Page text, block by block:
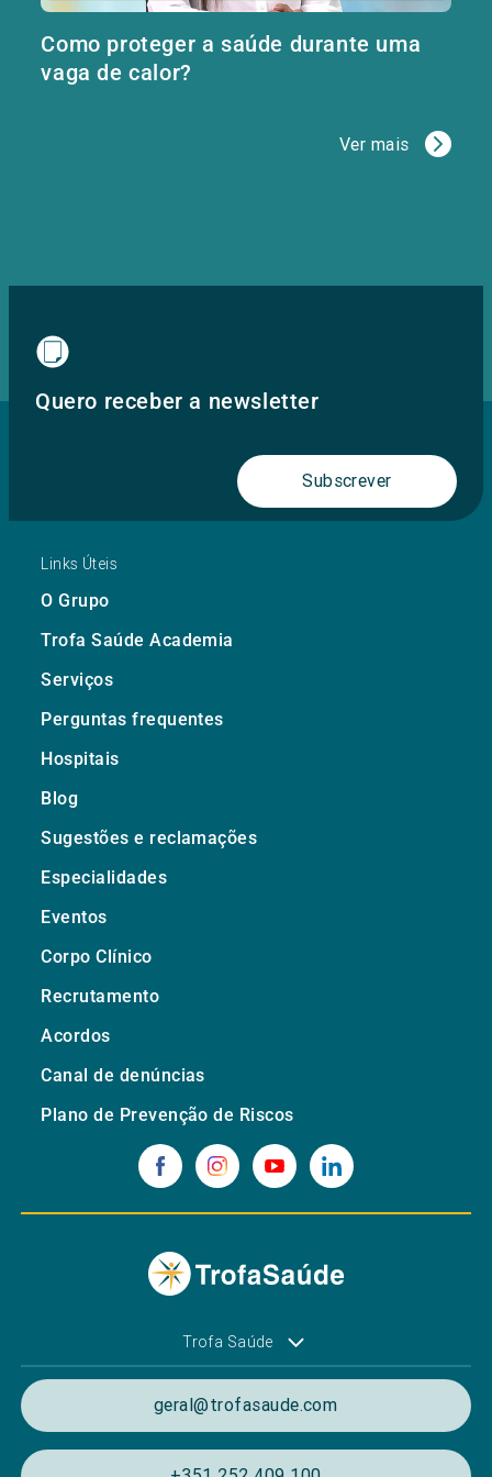
Como proteger a saúde durante uma
vaga de calor?
Ver mais
Quero receber a newsletter
Subscrever
Links Úteis
O Grupo
Trofa Saúde Academia
Serviços
Perguntas frequentes
Hospitais
Blog
Sugestões e reclamações
Especialidades
Eventos
Corpo Clínico
Recrutamento
Acordos
Canal de denúncias
Plano de Prevenção de Riscos
Trofa Saúde
geral@trofasaude.com